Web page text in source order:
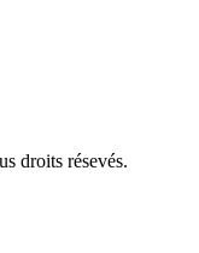
droits résevés.